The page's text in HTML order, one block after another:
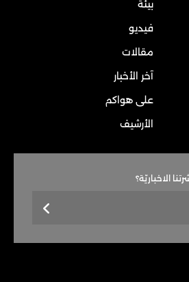
بيئة
فيديو
مقالات
آخر الأخبار
على هواكم
الأرشيف
الاخباريّة؟